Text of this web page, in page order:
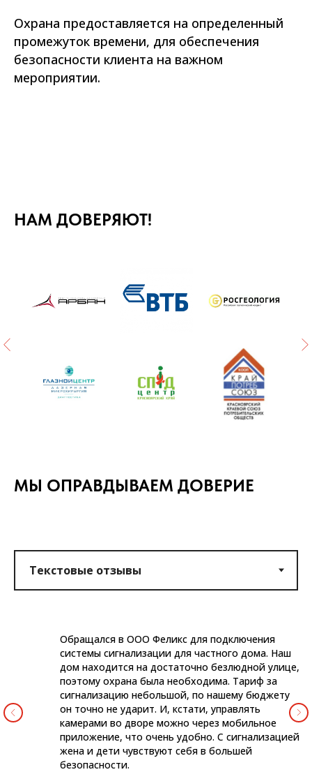
Охрана предоставляется на определенный
промежуток времени, для обеспечения
безопасности клиента на важном
мероприятии.
НАМ ДОВЕРЯЮТ!
МЫ ОПРАВДЫВАЕМ ДОВЕРИЕ
Обращался в ООО Феликс для подключения
системы сигнализации для частного дома. Наш
дом находится на достаточно безлюдной улице,
поэтому охрана была необходима. Тариф за
сигнализацию небольшой, по нашему бюджету
он точно не ударит. И, кстати, управлять
камерами во дворе можно через мобильное
приложение, что очень удобно. С сигнализацией
жена и дети чувствуют себя в большей
безопасности.